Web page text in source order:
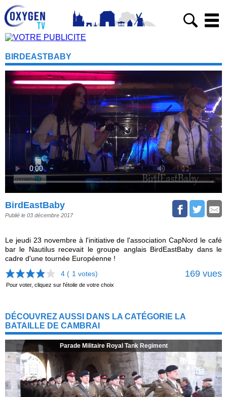
BIRDEASTBABY
BirdEastBaby
Publié le 03 décembre 2017
Le jeudi 23 novembre à l'initiative de l'association CapNord le café
bar le Nautilus recevait le groupe anglais BirdEastBaby dans le
cadre d'une tournée Européenne !
4 ( 1 votes) 169 vues
Pour voter, cliquez sur l'étoile de votre choix
DÉCOUVREZ AUSSI DANS LA CATÉGORIE LA
BATAILLE DE CAMBRAI
Parade Militaire Royal Tank Regiment